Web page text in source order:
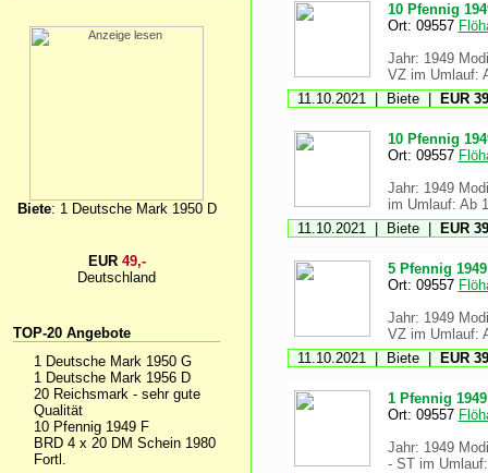
Biete: 1 Deutsche Mark 1950 D
EUR49,-
Deutschland
TOP-20 Angebote
1 Deutsche Mark 1950 G
1 Deutsche Mark 1956 D
20 Reichsmark - sehr gute
Qualität
10 Pfennig 1949 F
BRD 4 x 20 DM Schein 1980
Fortl.
10 Pfennig
Ort: 09557
Jahr: 1949
VZ im Umlauf:
11.10.2021 | Biete |
EUR
10 Pfennig
Ort: 09557
Jahr: 1949
im Umlauf: Ab
11.10.2021 | Biete |
EUR
5 Pfennig
Ort: 09557
Jahr: 1949
VZ im Umlauf:
11.10.2021 | Biete |
EUR
1 Pfennig
Ort: 09557
Jahr: 1949
- ST im